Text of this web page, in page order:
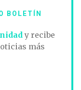
BOLETÍN
y recibe
más